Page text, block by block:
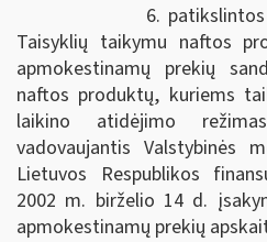
6. patikslintos
Taisyklių taikymu naftos
apmokestinamų prekių
naftos produktų, kuriems
laikino atidėjimo
vadovaujantis Valstybinės
Lietuvos Respublikos
2002 m. birželio 14 d.
apmokestinamų prekių